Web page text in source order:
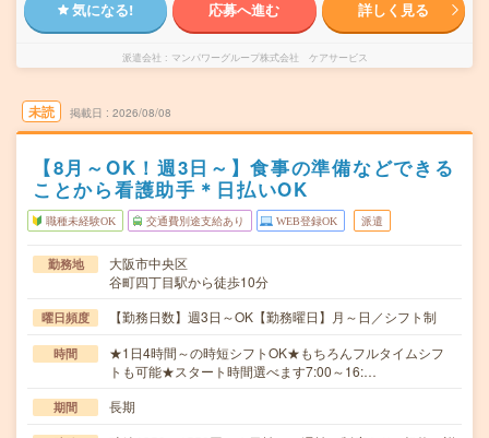
気になる! 応募へ進む 詳しく見る
派遣会社 マンパワーグループ株式会社 ケアサービス
未読 掲載日 2026/08/08
【8月～OK！週3日～】食事の準備などできる
ことから看護助手＊日払いOK
職種未経験OK 交通費別途支給あり WEB登録OK 派遣
勤務地
大阪市中央区
谷町四丁目駅から徒歩10分
曜日頻度 【勤務日数】週3日～OK【勤務曜日】月～日／シフト制
時間
★1日4時間～の時短シフトOK★もちろんフルタイムシフ
トも可能★スタート時間選べます7:00～16:…
期間 長期